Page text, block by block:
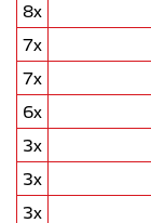
8x
7x
7x
6x
3x
3x
3x